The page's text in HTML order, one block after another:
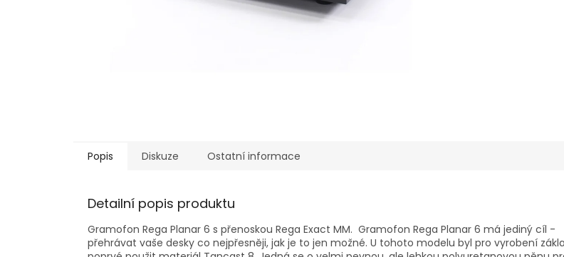
Popis Diskuze Ostatní informace
Detailní popis produktu
Gramofon Rega Planar 6 s přenoskou Rega Exact MM. Gramofon Rega Planar 6 má jediný cíl -
přehrávat vaše desky co nejpřesněji, jak je to jen možné. U tohoto modelu byl pro vyrobení